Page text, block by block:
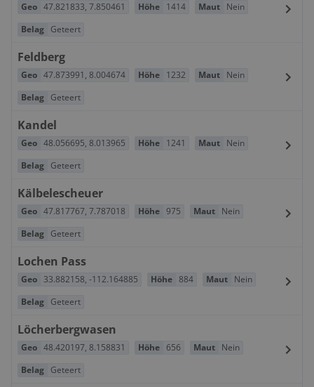
Geo 47.821833, 7.850461 Höhe 1414 Maut Nein
Belag Geteert
Feldberg
Geo 47.873991 , 8.004674 Höhe 1232 Maut Nein
Belag Geteert
Kandel
Geo 48.056695, 8.013965 Höhe 1241 Maut Nein
Belag Geteert
Kälbelescheuer
Geo 47.817767, 7.787018 Höhe 975 Maut Nein
Belag Geteert
Lochen Pass
Geo 33.882158, -112.164885 Höhe 884 Maut Nein
Belag Geteert
Löcherbergwasen
Geo 48.420197, 8.158831 Höhe 656 Maut Nein
Belag Geteert